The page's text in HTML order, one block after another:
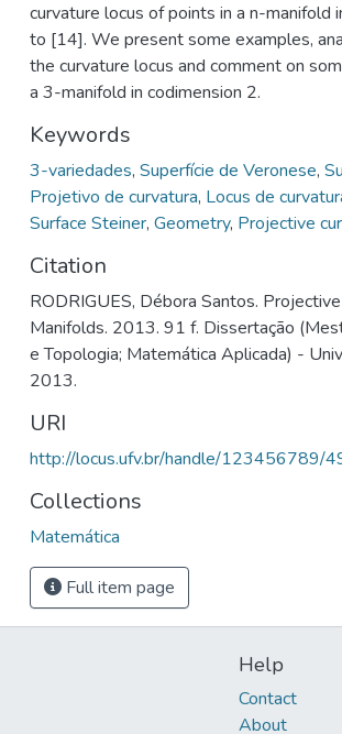
curvature locus of points in a n-manifold
to [14]. We present some examples,
the curvature locus and comment on
a 3-manifold in codimension 2.
Keywords
3-variedades, Superfície de Veronese,
Projetivo de curvatura, Locus de
Surface Steiner, Geometry, Projective
Citation
RODRIGUES, Débora Santos.
Manifolds. 2013. 91 f. Dissertação
e Topologia; Matemática Aplicada) -
2013.
URI
http://locus.ufv.br/handle/123456789/
Collections
Matemática
Full item page
Help
Contact
About